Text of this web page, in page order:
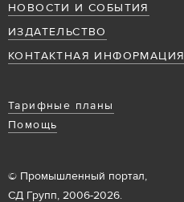
НОВОСТИ И СОБЫТИЯ
ИЗДАТЕЛЬСТВО
КОНТАКТНАЯ ИНФОРМАЦИЯ
Тарифные планы
Помощь
© Промышленный портал,
СД Групп, 2006-2026.